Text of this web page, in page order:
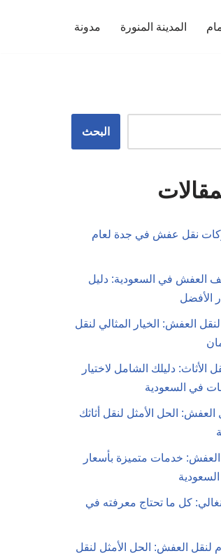
المدينة المنورة مدونة
البحث
٣ شركات نقل عفش في جدة لعام
العفش في السعودية: دليل
الأفضل
العفش: الخيار المثالي لنقل
الأثاث: دليلك الشامل لاختيار
في السعودية
العفش: الحل الأمثل لنقل أثاثك
العفش: خدمات متميزة بأسعار
كل ما تحتاج معرفته في
لنقل العفش: الحل الأمثل لنقل